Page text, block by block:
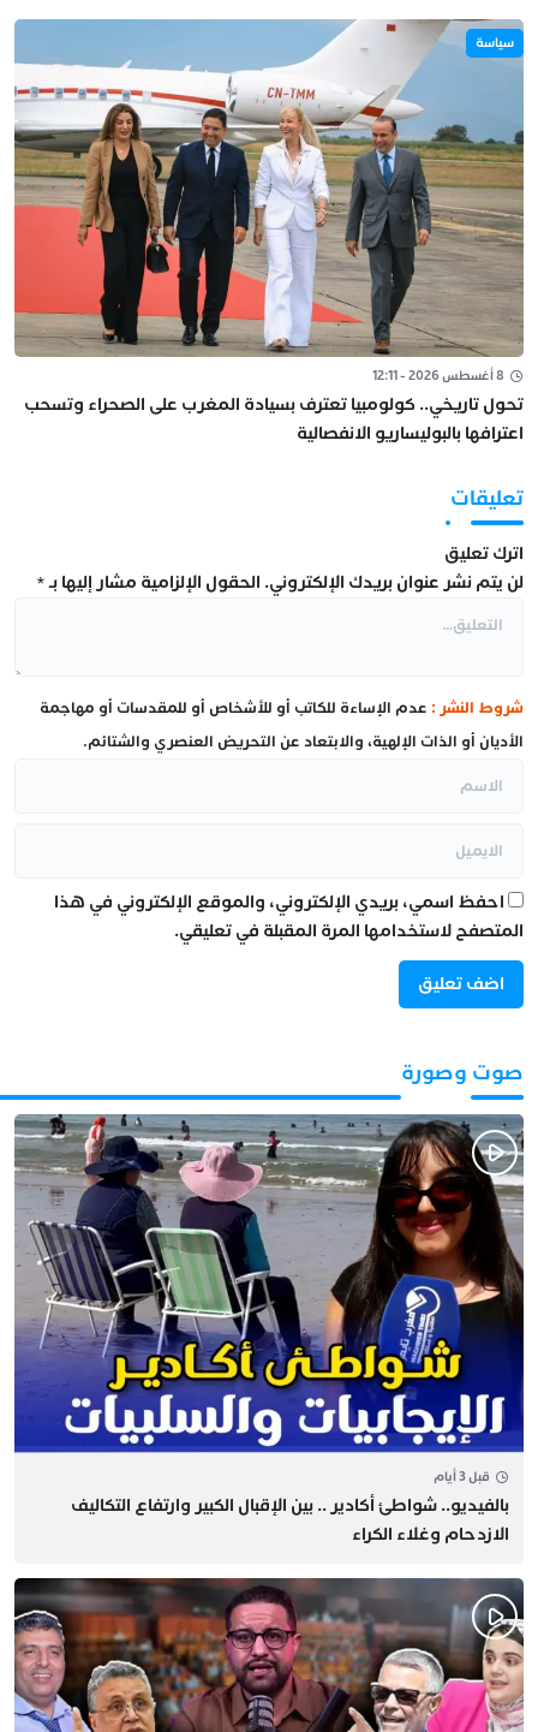
سياسة
8 أغسطس 2026 - 12:11
تحول تاريخي.. كولومبيا تعترف بسيادة المغرب على الصحراء وتسحب
اعترافها بالبوليساريو الانفصالية
تعليقات
اترك تعليق
لن يتم نشر عنوان بريدك الإلكتروني. الحقول الإلزامية مشار إليها بـ*
شروط النشر : عدم الإساءة للكاتب أو للأشخاص أو للمقدسات أو مهاجمة
الأديان أو الذات الإلهية، والابتعاد عن التحريض العنصري والشتائم.
احفظ اسمي، بريدي الإلكتروني، والموقع الإلكتروني في هذا
المتصفح لاستخدامها المرة المقبلة في تعليقي.
صوت وصورة
قبل 3 أيام
بالفيديو.. شواطئ أكادير .. بين الإقبال الكبير وارتفاع التكاليف
الازدحام وغلاء الكراء